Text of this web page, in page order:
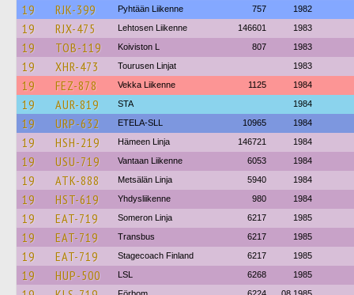
19 RJK-399 Pyhtään Liikenne 757 1982
19 RJX-475 Lehtosen Liikenne 146601 1983
19 TOB-119 Koiviston L 807 1983
19 XHR-473 Tourusen Linjat 1983
19 FEZ-878 Vekka Liikenne 1125 1984
19 AUR-819 STA 1984
19 URP-632 ETELA-SLL 10965 1984
19 HSH-219 Hämeen Linja 146721 1984
19 USU-719 Vantaan Liikenne 6053 1984
19 ATK-888 Metsälän Linja 5940 1984
19 HST-619 Yhdysliikenne 980 1984
19 EAT-719 Someron Linja 6217 1985
19 EAT-719 Transbus 6217 1985
19 EAT-719 Stagecoach Finland 6217 1985
19 HUP-500 LSL 6268 1985